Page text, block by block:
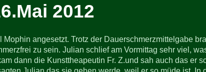
2012
angesetzt. Trotz der Dauerschmerzmittelgabe
zu sein. Julian schlief am Vormittag sehr viel,
dann die Kunsttheapeutin Fr. Z.und sah auch das er